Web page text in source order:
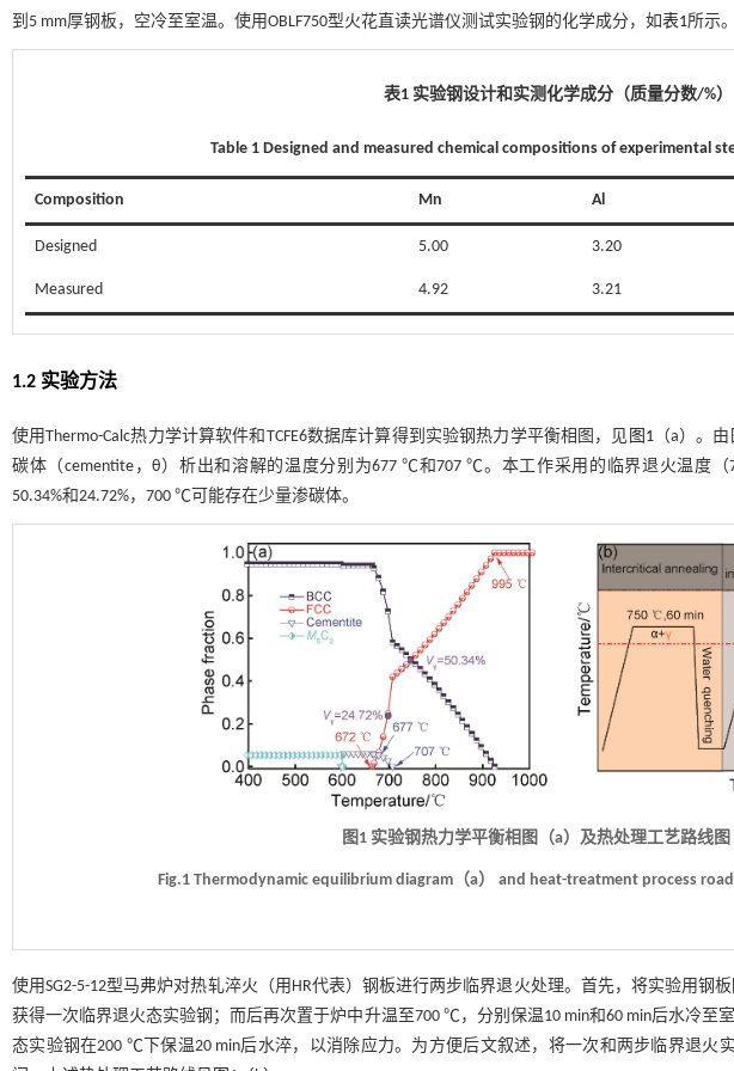
到5 mm厚钢板，空冷至室温。使用OBLF750型火花直读光谱仪测试实验钢的化学成分，如表1所示。
表1 实验钢设计和实测化学成分（质量分数/%）
Table 1 Designed and measured chemical compositions of experimental
Composition Mn Al
Designed 5.00 3.20
Measured 4.92 3.21
1.2 实验方法
使用Thermo-Calc热力学计算软件和TCFE6数据库计算得到实验钢热力学平衡相图，见 图1（a）。由
碳体（cementite，θ）析出和溶解的温度分别为677 ℃和707 ℃。本工作采用的临界退火温度
50.34%和24.72%，700 ℃可能存在少量渗碳体。
图1 实验钢热力学平衡相图（a）及热处理工艺路线图
Fig.1 Thermodynamic equilibrium diagram（a） and heat-treatment process
使用SG2-5-12型马弗炉对热轧淬火（用HR代表）钢板进行两步临界退火处理。首先，将实验用钢
获得一次临界退火态实验钢；而后再次置于炉中升温至700 ℃，分别保温10 min和60 min后水冷至
态实验钢在200 ℃下保温20 min后水淬，以消除应力。为方便后文叙述，将一次和两步临界退火实